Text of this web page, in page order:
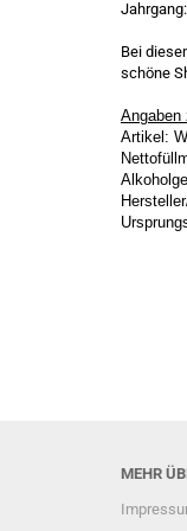
Jahrgang:
Bei
schöne
Angaben
Artikel:
MEHR